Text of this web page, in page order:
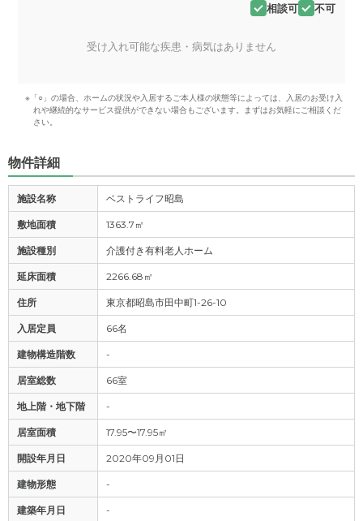
相談可 不可
受け入れ可能な疾患・病気はありません
※「○」の場合、ホームの状況や入居するご本人様の状態等によっては、入居のお受け入
れや継続的なサービス提供ができない場合もございます。まずはお気軽にご相談くだ
さい。
物件詳細
施設名称 ベストライフ昭島
敷地面積 1363.7㎡
施設種別 介護付き有料老人ホーム
延床面積 2266.68㎡
住所 東京都昭島市田中町1-26-10
入居定員 66名
建物構造階数 -
居室総数 66室
地上階・地下階 -
居室面積 17.95〜17.95㎡
開設年月日 2020年09月01日
建物形態 -
建築年月日 -